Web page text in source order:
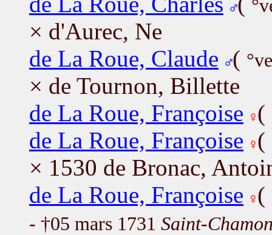
× d'Aurec, Ne
de La Roue, Claude (
× de Tournon, Billette
de La Roue, Françoise (
de La Roue, Françoise (
× 1530 de Bronac,
de La Roue, Françoise (
- †05 mars 1731 Saint-